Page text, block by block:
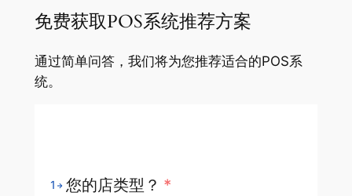
免费获取POS系统推荐方案
通过简单问答，我们将为您推荐适合的POS系
统。
1 您的店类型？ *